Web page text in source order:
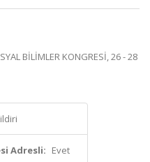
BİLİMLER KONGRESİ, 26 - 28
Adresli: Evet